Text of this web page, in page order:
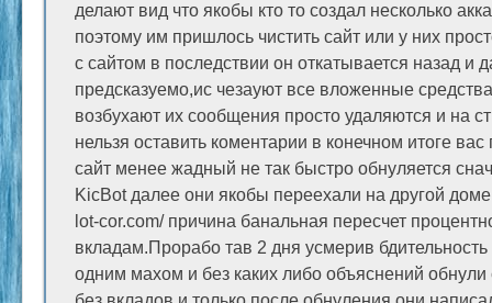
делают вид что якобы кто то создал несколько
поэтому им пришлось чистить сайт или у них
с сайтом в последствии он откатывается назад и
предсказуемо,ис чезауют все вложенные
возбухают их сообщения просто удаляются и на
нельзя оставить коментарии в конечном итоге вас
сайт менее жадный не так быстро обнуляется
KicBot далее они якобы переехали на другой
lot-cor.com/ причина банальная пересчет
вкладам.Прорабо тав 2 дня усмерив
одним махом и без каких либо объяснений обнули